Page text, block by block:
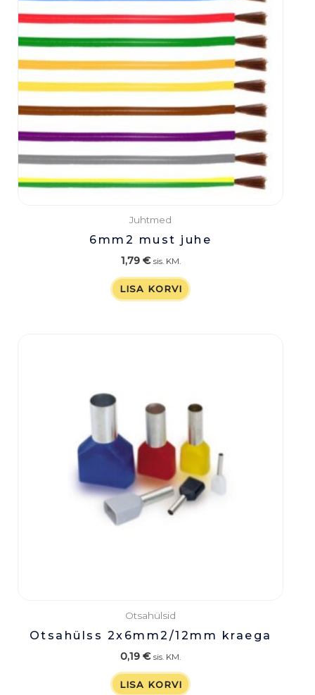
Juhtmed
6mm2 must juhe
1,79 € sis. KM.
LISA KORVI
Otsahülsid
Otsahülss 2x6mm2/12mm kraega
0,19 € sis. KM.
LISA KORVI